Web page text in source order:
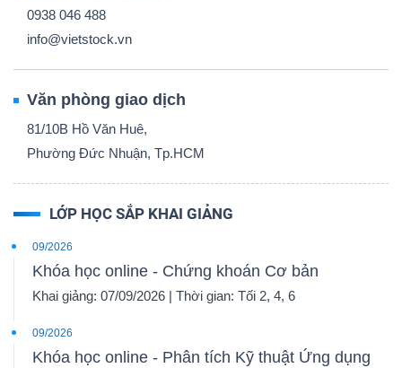
0938 046 488
info@vietstock.vn
Văn phòng giao dịch
81/10B Hồ Văn Huê,
Phường Đức Nhuận, Tp.HCM
LỚP HỌC SẮP KHAI GIẢNG
09/2026
Khóa học online - Chứng khoán Cơ bản
Khai giảng: 07/09/2026 | Thời gian: Tối 2, 4, 6
09/2026
Khóa học online - Phân tích Kỹ thuật Ứng dụng